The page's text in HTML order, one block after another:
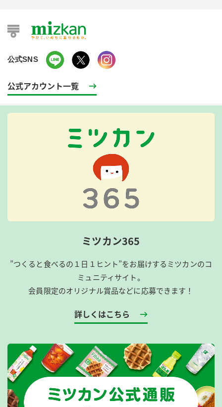
公式SNS
公式アカウント一覧
ミツカン365
”つくると食べるの１日１ヒント”をお届けするミツカンのコ
ミュニティサイト。
会員限定のオリジナル賞品などに応募できます！
詳しくはこちら